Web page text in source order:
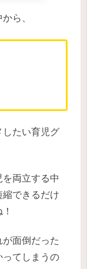
ら、
したい育児グ
両立する中
できるだけ
面倒だった
ってしまうの